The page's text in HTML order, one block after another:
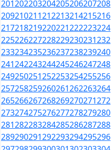
201202203204205206207208
209210211212213214215216
217218219220221222223224
225226227228229230231232
233234235236237238239240
241242243244245246247248
249250251252253254255256
257258259260261262263264
265266267268269270271272
273274275276277278279280
281282283284285286287288
289290291292293294295296